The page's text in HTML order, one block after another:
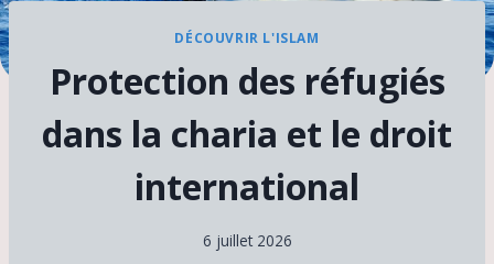
DÉCOUVRIR L'ISLAM
Protection des réfugiés
dans la charia et le droit
international
6 juillet 2026